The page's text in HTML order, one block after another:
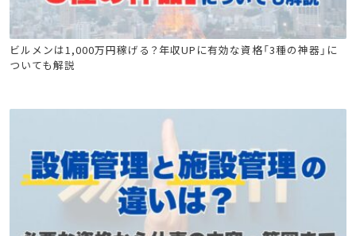
ビル管 電気工事士 危険物 消防設備士
ビルメンは1,000万円稼げる？年収UPに有効な資格「3種の神器」に
ついても解説